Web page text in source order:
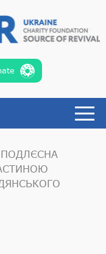
ПОДЛЄСНА